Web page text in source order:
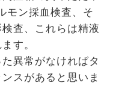
モン採血検査、そ
査、これらは精液
す。
異常がなければタ
スがあると思いま